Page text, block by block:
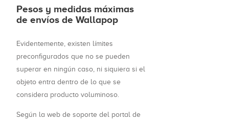
Pesos y medidas máximas
de envíos de Wallapop
Evidentemente, existen límites
preconfigurados que no se pueden
superar en ningún caso, ni siquiera si el
objeto entra dentro de lo que se
considera producto voluminoso.
Según la web de soporte del portal de